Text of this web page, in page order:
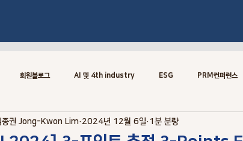
회원블로그 AI 및 4th industry ESG PRM컨퍼런스
Risk Data Risk Knowledge.Concept
종권 Jong-Kwon Lim 2024년 12월 6일 1분 분량